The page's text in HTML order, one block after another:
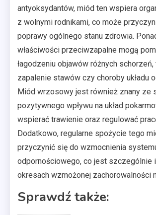
antyoksydantów, miód ten wspiera
z wolnymi rodnikami, co może
poprawy ogólnego stanu zdrowia.
właściwości przeciwzapalne mogą
łagodzeniu objawów różnych schorzeń,
zapalenie stawów czy choroby układu
Miód wrzosowy jest również znany ze
pozytywnego wpływu na układ
wspierać trawienie oraz regulować
Dodatkowo, regularne spożycie tego
przyczynić się do wzmocnienia
odpornościowego, co jest szczególnie
okresach wzmożonej zachorowalności
Sprawdź także: